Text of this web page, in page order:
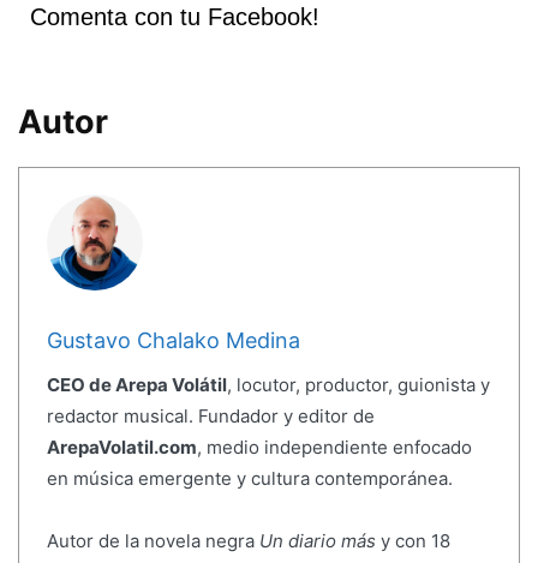
Comenta con tu Facebook!
Autor
Gustavo Chalako Medina
CEO de Arepa Volátil, locutor, productor, guionista y
redactor musical. Fundador y editor de
ArepaVolatil.com, medio independiente enfocado
en música emergente y cultura contemporánea.
Autor de la novela negra Un diario más y con 18